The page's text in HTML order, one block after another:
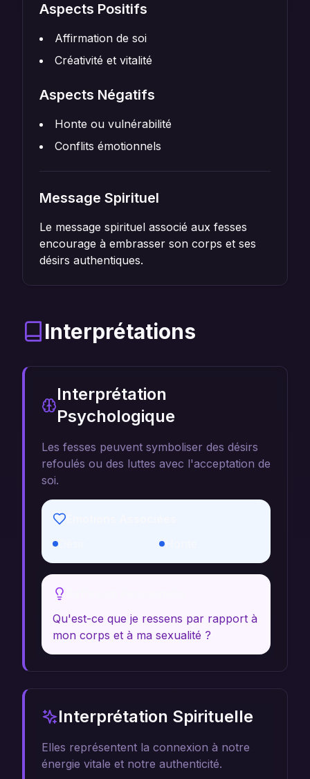
Aspects Positifs
Affirmation de soi
Créativité et vitalité
Aspects Négatifs
Honte ou vulnérabilité
Conflits émotionnels
Message Spirituel
Le message spirituel associé aux fesses
encourage à embrasser son corps et ses
désirs authentiques.
Interprétations
Interprétation
Psychologique
Les fesses peuvent symboliser des désirs
refoulés ou des luttes avec l'acceptation de
soi.
Honte
Qu'est-ce que je ressens par rapport à
mon corps et à ma sexualité ?
Interprétation Spirituelle
Elles représentent la connexion à notre
énergie vitale et notre authenticité.